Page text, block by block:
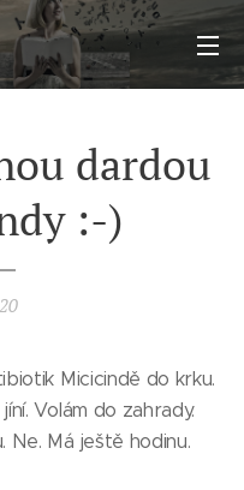
dardou
:-)
Micicindě do krku.
Volám do zahrady.
Ne. Má ještě hodinu.